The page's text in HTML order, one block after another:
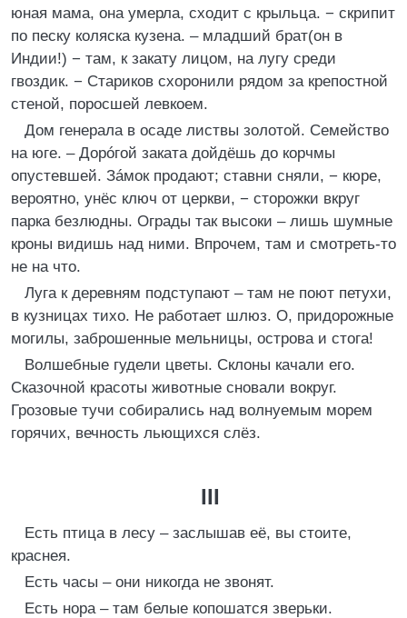
юная мама, она умерла, сходит с крыльца. − скрипит
по песку коляска кузена. – младший брат(он в
Индии!) − там, к закату лицом, на лугу среди
гвоздик. − Стариков схоронили рядом за крепостной
стеной, поросшей левкоем.
Дом генерала в осаде листвы золотой. Семейство
на юге. – Дорóгой заката дойдёшь до корчмы
опустевшей. Зáмок продают; ставни сняли, − кюре,
вероятно, унёс ключ от церкви, − сторожки вкруг
парка безлюдны. Ограды так высоки – лишь шумные
кроны видишь над ними. Впрочем, там и смотреть-то
не на что.
Луга к деревням подступают – там не поют петухи,
в кузницах тихо. Не работает шлюз. О, придорожные
могилы, заброшенные мельницы, острова и стога!
Волшебные гудели цветы. Склоны качали его.
Сказочной красоты животные сновали вокруг.
Грозовые тучи собирались над волнуемым морем
горячих, вечность льющихся слёз.
III
Есть птица в лесу – заслышав её, вы стоите,
краснея.
Есть часы – они никогда не звонят.
Есть нора – там белые копошатся зверьки.